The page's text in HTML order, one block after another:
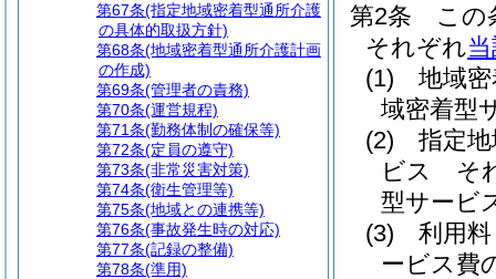
第2条
この
それぞれ
(1)
地域
域密着型
(2)
指定
ビス そ
型サービ
(3)
利用
ービス費
第67条(指定地域密着型通所介護
の具体的取扱方針)
第68条(地域密着型通所介護計画
の作成)
第69条(管理者の責務)
第70条(運営規程)
第71条(勤務体制の確保等)
第72条(定員の遵守)
第73条(非常災害対策)
第74条(衛生管理等)
第75条(地域との連携等)
第76条(事故発生時の対応)
第77条(記録の整備)
第78条(準用)